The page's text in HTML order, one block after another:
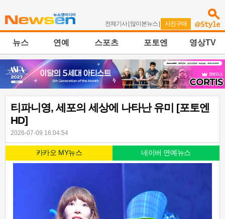
전체기사| 많이본뉴스 | 사진구매
뉴스 연예 스포츠 포토엔 영상TV
티파니영, 세포의 세상에 나타난 유미 [포토엔
HD]
2026-07-09 16:04:54
카카오 MY뉴스 네이버 연예뉴스